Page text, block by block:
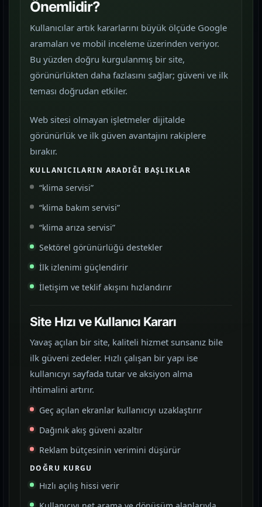
Önemlidir?
Kullanıcılar artık kararlarını büyük ölçüde Google
aramaları ve mobil inceleme üzerinden veriyor.
Bu yüzden doğru kurgulanmış bir site,
görünürlükten daha fazlasını sağlar; güveni ve ilk
teması doğrudan etkiler.
Web sitesi olmayan işletmeler dijitalde
görünürlük ve ilk güven avantajını rakiplere
bırakır.
KULLANICILARIN ARADIĞI BAŞLIKLAR
“klima servisi”
“klima bakım servisi”
“klima arıza servisi”
Sektörel görünürlüğü destekler
İlk izlenimi güçlendirir
İletişim ve teklif akışını hızlandırır
Site Hızı ve Kullanıcı Kararı
Yavaş açılan bir site, kaliteli hizmet sunsanız bile
ilk güveni zedeler. Hızlı çalışan bir yapı ise
kullanıcıyı sayfada tutar ve aksiyon alma
ihtimalini artırır.
Geç açılan ekranlar kullanıcıyı uzaklaştırır
Dağınık akış güveni azaltır
Reklam bütçesinin verimini düşürür
DOĞRU KURGU
Hızlı açılış hissi verir